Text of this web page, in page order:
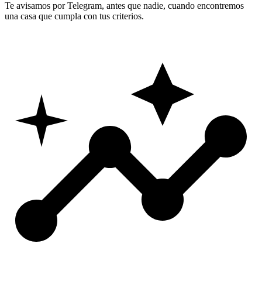
Te avisamos por Telegram, antes que nadie, cuando encontremos
una casa que cumpla con tus criterios.